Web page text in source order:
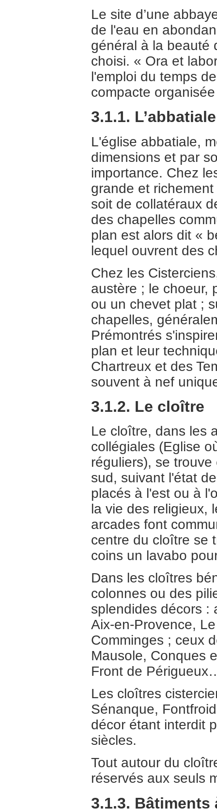
Le site d’une
de l'eau en
général à la beauté
choisi. « Ora et
l'emploi du temps
compacte
3.1.1. L’abbatiale
L'église abbatiale,
dimensions et par
importance. Chez
grande et
soit de collatéraux
des chapelles
plan est alors dit «
lequel ouvrent des
Chez les
austère ; le choeur,
ou un chevet plat ;
chapelles,
Prémontrés
plan et leur
Chartreux et des
souvent à nef
3.1.2. Le cloître
Le cloître, dans les
collégiales (Eglise
réguliers), se
sud, suivant l'état
placés à l'est ou à
la vie des religieux,
arcades font
centre du cloître se
coins un lavabo
Dans les cloîtres
colonnes ou des
splendides décors :
Aix-en-Provence,
Comminges ; ceux
Mausole, Conques
Front de
Les cloîtres
Sénanque,
décor étant interdit
siècles.
Tout autour du
réservés aux seuls
3.1.3. Bâtiments